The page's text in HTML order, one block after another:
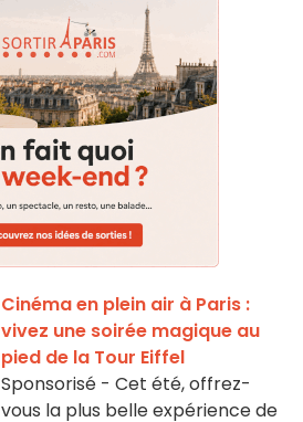
Cinéma en plein air à Paris :
vivez une soirée magique au
pied de la Tour Eiffel
Sponsorisé - Cet été, offrez-
vous la plus belle expérience de